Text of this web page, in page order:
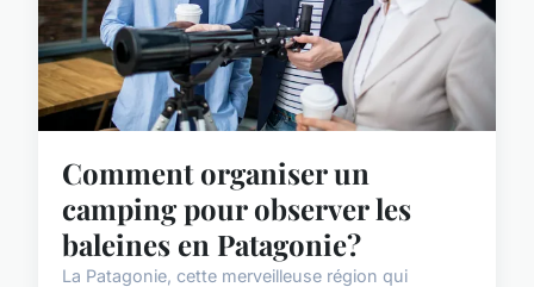
Comment organiser un
camping pour observer les
baleines en Patagonie?
La Patagonie, cette merveilleuse région qui